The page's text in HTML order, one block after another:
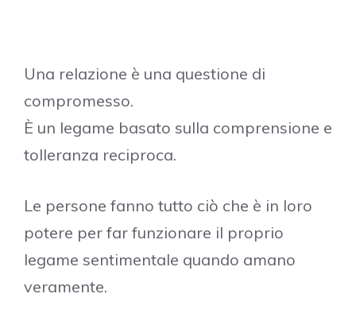
Una relazione è una questione di
compromesso.
È un legame basato sulla comprensione e
tolleranza reciproca.
Le persone fanno tutto ciò che è in loro
potere per far funzionare il proprio
legame sentimentale quando amano
veramente.